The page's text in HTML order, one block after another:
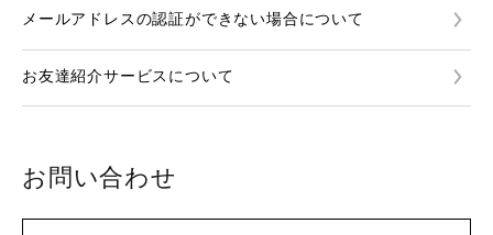
メールアドレスの認証ができない場合について
お友達紹介サービスについて
お問い合わせ